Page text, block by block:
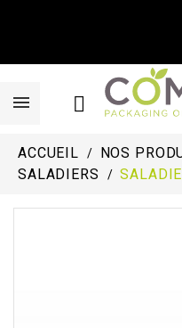
ACCUEIL NOS
SALADIERS